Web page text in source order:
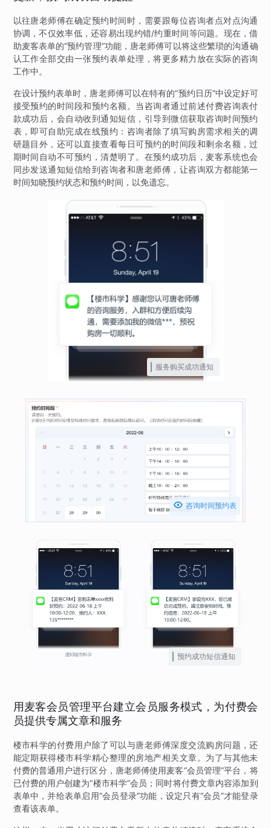
以往唐老师傅在确定预约时间时，需要跟每位咨询者点对点沟通
协调，不仅效率低，还容易出现约错/约重时间等问题。现在，借
助麦客表单的“预约管理”功能，唐老师傅可以将这些繁琐的沟通确
认工作全部交由一张预约表单处理，将更多精力放在实际的咨询
工作中。
在设计预约表单时，唐老师傅可以在特有的“预约日历”中设定好可
接受预约的时间段和预约名额。当咨询者通过前述付费咨询表付
款成功后，会自动收到通知短信，引导到微信获取咨询时间预约
表，即可自助完成在线预约：咨询者除了填写购房需求相关的调
研题目外，还可以直接查看每日可预约的时间段和剩余名额，过
期时间自动不可预约，清楚明了。在预约成功后，麦客系统也会
同步发送通知短信给到咨询者和唐老师傅，让咨询双方都能第一
时间知晓预约状态和预约时间，以免遗忘。
服务购买成功通知
 咨询时间预约表
预约成功短信通知
用麦客会员管理平台建立会员服务模式，为付费会
员提供专属文章和服务
楼市科学的付费用户除了可以与唐老师傅深度交流购房问题，还
能定期获得楼市科学精心整理的房地产相关文章。为了与其他未
付费的普通用户进行区分，唐老师傅使用麦客“会员管理”平台，将
已付费的用户创建为“楼市科学”会员；同时将付费文章内容添加到
表单中，并给表单启用“会员登录”功能，设定只有“会员”才能登录
查看该表单。